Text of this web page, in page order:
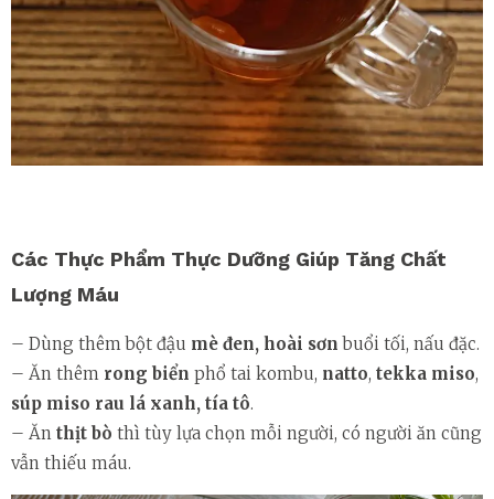
Các Thực Phẩm Thực Dưỡng Giúp Tăng Chất
Lượng Máu
– Dùng thêm bột đậu mè đen, hoài sơn buổi tối, nấu đặc.
– Ăn thêm rong biển phổ tai kombu, natto, tekka miso,
súp miso rau lá xanh, tía tô.
– Ăn thịt bò thì tùy lựa chọn mỗi người, có người ăn cũng
vẫn thiếu máu.